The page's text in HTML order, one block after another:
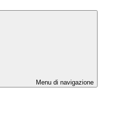
Menu di navigazione